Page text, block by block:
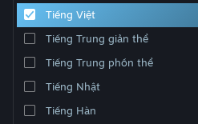
Hỗ trợ
Thay đổi ngôn ngữ
Cài ứng dụng Steam di động
Tiếng Việt
Tiếng Trung giản thể
Tiếng Trung phồn thể
Tiếng Nhật
Tiếng Hàn
Xếp theo Độ liên quan